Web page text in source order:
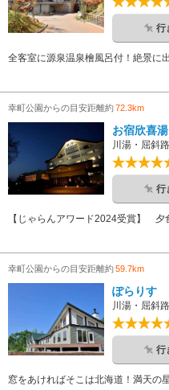
行
全客室に源泉温泉檜風呂付！絶景に
幸町公園からの目安距離約72.3km
お宿欣喜
川湯・屈斜路
行
【じゃらんアワード2024受賞】 夕
幸町公園からの目安距離約59.7km
ぽらりす
川湯・屈斜路
行
窓をあければそこは北海道！満天の